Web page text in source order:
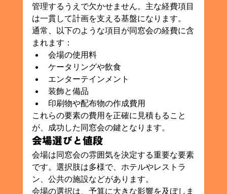
管理するうえで欠かせません。主な経費項目
は一貫して計画を支える基盤になります。
通常、以下のような項目が同窓会の経費に含
まれます：
会場の使用料
ケータリングや飲食
エンターテインメント
装飾と備品
印刷物や配布物の作成費用
これらの要素の費用を正確に見積もること
が、成功した同窓会の鍵となります。
会場選びと値段
会場は同窓会の雰囲気を決定する重要な要素
です。選択肢は多様で、ホテルやレストラ
ン、公共の施設などがあります。
会場の選択は、予算に大きな影響を及ぼしま